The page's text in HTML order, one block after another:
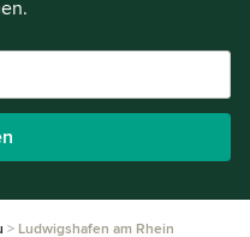
Ludwigshafen am Rhein